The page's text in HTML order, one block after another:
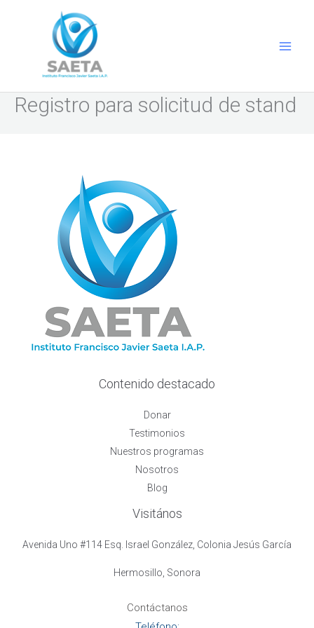
Registro para solicitud de stand
Contenido destacado
Donar
Testimonios
Nuestros programas
Nosotros
Blog
Visitános
Avenida Uno #114 Esq. Israel González, Colonia Jesús García
Hermosillo, Sonora
Contáctanos